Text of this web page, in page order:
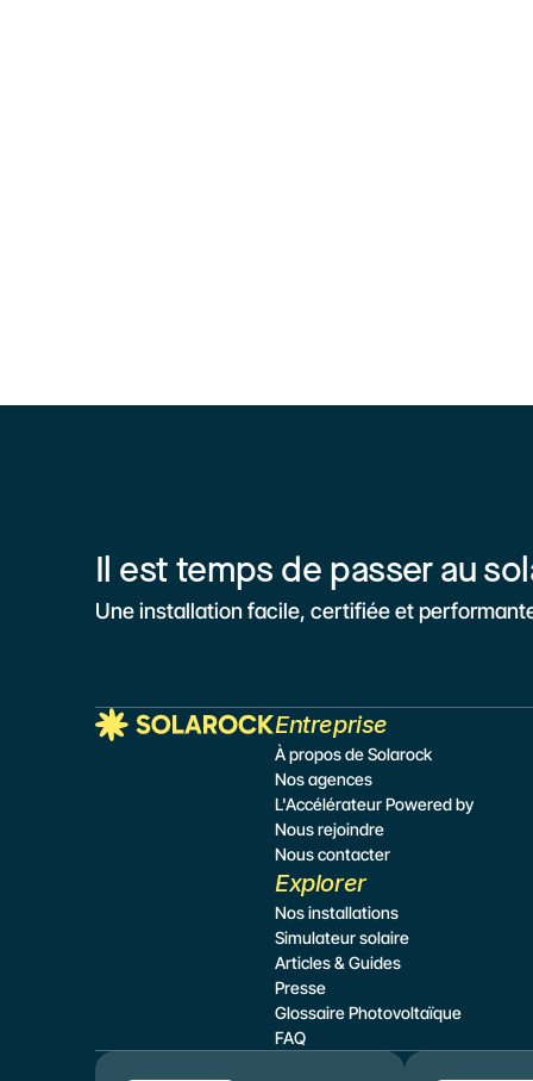
Il est temps de passer au
Une installation facile, certifiée et
Entreprise
À propos de Solarock
Nos agences
L'Accélérateur Powered by
Nous rejoindre
Nous contacter
Explorer
Nos installations
Simulateur solaire
Articles & Guides
Presse
Glossaire Photovoltaïque
FAQ